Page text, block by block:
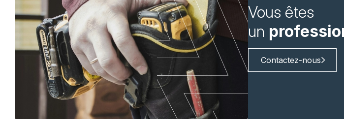
Vous êtes
un
Contactez-nous